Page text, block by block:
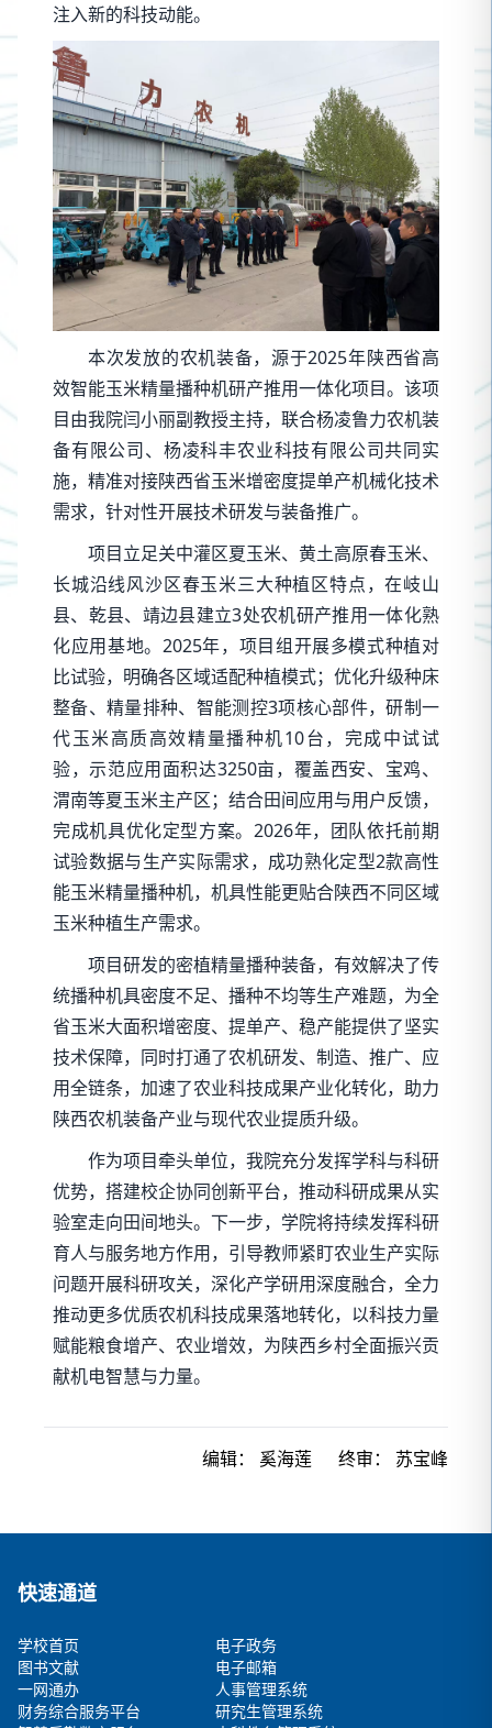
注入新的科技动能。
本次发放的农机装备，源于2025年陕西省高
效智能玉米精量播种机研产推用一体化项目。该项
目由我院闫小丽副教授主持，联合杨凌鲁力农机装
备有限公司、杨凌科丰农业科技有限公司共同实
施，精准对接陕西省玉米增密度提单产机械化技术
需求，针对性开展技术研发与装备推广。
项目立足关中灌区夏玉米、黄土高原春玉米、
长城沿线风沙区春玉米三大种植区特点，在岐山
县、乾县、靖边县建立3处农机研产推用一体化熟
化应用基地。2025年，项目组开展多模式种植对
比试验，明确各区域适配种植模式；优化升级种床
整备、精量排种、智能测控3项核心部件，研制一
代玉米高质高效精量播种机10台，完成中试试
验，示范应用面积达3250亩，覆盖西安、宝鸡、
渭南等夏玉米主产区；结合田间应用与用户反馈，
完成机具优化定型方案。2026年，团队依托前期
试验数据与生产实际需求，成功熟化定型2款高性
能玉米精量播种机，机具性能更贴合陕西不同区域
玉米种植生产需求。
项目研发的密植精量播种装备，有效解决了传
统播种机具密度不足、播种不均等生产难题，为全
省玉米大面积增密度、提单产、稳产能提供了坚实
技术保障，同时打通了农机研发、制造、推广、应
用全链条，加速了农业科技成果产业化转化，助力
陕西农机装备产业与现代农业提质升级。
作为项目牵头单位，我院充分发挥学科与科研
优势，搭建校企协同创新平台，推动科研成果从实
验室走向田间地头。下一步，学院将持续发挥科研
育人与服务地方作用，引导教师紧盯农业生产实际
问题开展科研攻关，深化产学研用深度融合，全力
推动更多优质农机科技成果落地转化，以科技力量
赋能粮食增产、农业增效，为陕西乡村全面振兴贡
献机电智慧与力量。
编辑： 奚海莲 终审： 苏宝峰
快速通道
学校首页
电子政务
图书文献
电子邮箱
一网通办
人事管理系统
财务综合服务平台
研究生管理系统